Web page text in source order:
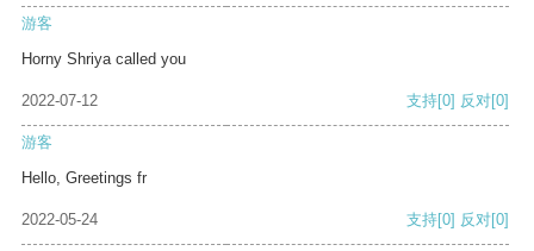
游客
Horny Shriya called you
2022-07-12 支持[0] 反对[0]
游客
Hello, Greetings fr
2022-05-24 支持[0] 反对[0]